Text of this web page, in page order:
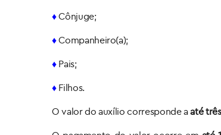
♦Cônjuge;
♦Companheiro(a);
♦Pais;
♦Filhos.
O valor do auxílio corresponde aaté